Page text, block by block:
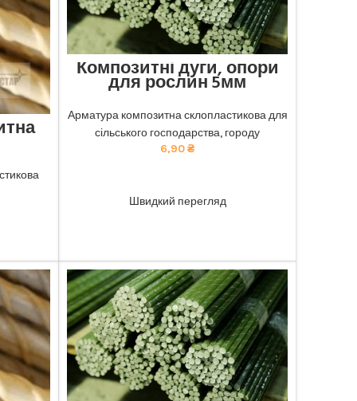
Композитні дуги, опори
для рослин 5мм
наша композитна арматура забезпечує
найкращу якість. тел 068-921-45-45
Арматура композитна склопластикова для
сільського господарства, городу
6,90₴
Швидкий перегляд